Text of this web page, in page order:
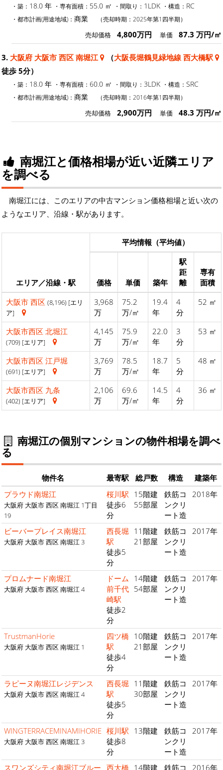
・築： 18.0 年 ・専有面積： 55.0 ㎡ ・間取り： 1LDK ・構造： RC
・都市計画(用途地域)： 商業 （売却時期：2025年第1四半期）
売却価格 4,800万円 単価 87.3 万円/㎡
3. 大阪府 大阪市 西区 南堀江 （大阪長堀鶴見緑地線 西大橋駅
徒歩 5分）
・築： 18.0 年 ・専有面積： 60.0 ㎡ ・間取り： 3LDK ・構造： SRC
・都市計画(用途地域)： 商業 （売却時期：2016年第1四半期）
売却価格 2,900万円 単価 48.3 万円/㎡
南堀江と価格相場が近い近隣エリア
を調べる
南堀江には、このエリアの中古マンション価格相場と近い次の
ようなエリア、沿線・駅があります。
エリア／沿線・駅
平均情報（平均値）
価格 単価 築年
駅
距
離
専有
面積
大阪市 西区 (8,196) [エリ
ア]
3,968
万
75.2
万/㎡
19.4
年
4
分
52 ㎡
大阪市西区 北堀江
(709) [エリア]
4,145
万
75.9
万/㎡
22.0
年
3
分
53 ㎡
大阪市西区 江戸堀
(691) [エリア]
3,769
万
78.5
万/㎡
18.7
年
5
分
48 ㎡
大阪市西区 九条
(402) [エリア]
2,106
万
69.6
万/㎡
14.5
年
4
分
36 ㎡
南堀江の個別マンションの物件相場を調べ
る
物件名 最寄駅 総戸数 構造
建築年
プラウド南堀江
大阪府 大阪市 西区 南堀江 1丁目
19
桜川駅
徒歩6
分
15階建
55部屋
鉄筋コ
ンクリ
ート造
2018年
ビーバープレイス南堀江
大阪府 大阪市 西区 南堀江 3
西長堀
駅
徒歩5
分
11階建
21部屋
鉄筋コ
ンクリ
ート造
2017年
プロムナード南堀江
大阪府 大阪市 西区 南堀江 4
ドーム
前千代
崎駅
徒歩2
分
14階建
54部屋
鉄筋コ
ンクリ
ート造
2017年
TrustmanHorie
大阪府 大阪市 西区 南堀江 1
四ツ橋
駅
徒歩4
分
10階建
21部屋
鉄筋コ
ンクリ
ート造
2017年
ラピーヌ南堀江レジデンス
大阪府 大阪市 西区 南堀江 4
西長堀
駅
徒歩5
分
11階建
30部屋
鉄筋コ
ンクリ
ート造
2017年
WINGTERRACEMINAMIHORIE
大阪府 大阪市 西区 南堀江 3
桜川駅
徒歩8
分
13階建
鉄筋コ
ンクリ
ート造
2017年
スワンズシティ南堀江ブルー 西大橋 14階建 鉄筋コ 2016年